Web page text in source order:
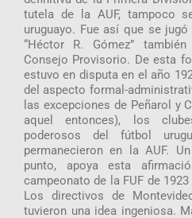
tutela de la AUF, tampoco
uruguayo. Fue así que se
“Héctor R. Gómez”
Consejo Provisorio. De esta
estuvo en disputa en el año
del aspecto formal-
las excepciones de Peñarol y
aquel entonces), los
poderosos del fútbol
permanecieron en la AUF.
punto, apoya esta
campeonato de la FUF de
Los directivos de
tuvieron una idea ingeniosa.